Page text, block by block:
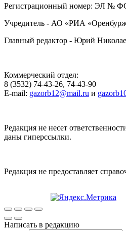
Регистрационный номер: ЭЛ №
Учредитель - АО «РИА
Главный редактор - Юрий
Коммерческий отдел:
8 (3532) 74-43-26, 74-43-90
E-mail: gazorb12@mail.ru и
Редакция не несет
даны гиперссылки.
Редакция не предоставляет
Написать в редакцию